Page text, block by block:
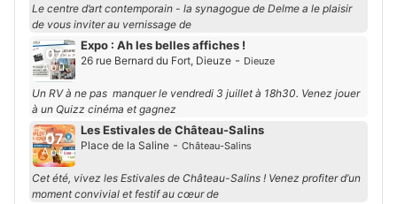
Le centre d’art contemporain - la synagogue de Delme a le plaisir
de vous inviter au vernissage de
07
Aoû
Expo : Ah les belles affiches !
26 rue Bernard du Fort, Dieuze - Dieuze
Un RV à ne pas manquer le vendredi 3 juillet à 18h30. Venez jouer
à un Quizz cinéma et gagnez
07
Aoû
Les Estivales de Château-Salins
Place de la Saline - Château-Salins
Cet été, vivez les Estivales de Château-Salins ! Venez profiter d’un
moment convivial et festif au cœur de